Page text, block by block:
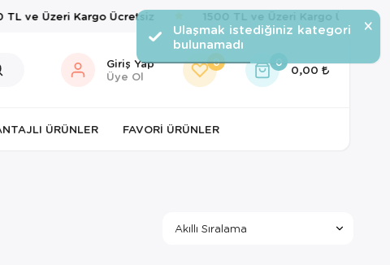
ve Üzeri Kargo Ücretsiz 1500 TL ve Üzeri Kargo Ücretsiz
Giriş Yap
Üye Ol
0 0
0,00
ÜRÜNLER FAVORI ÜRÜNLER
×
Ulaşmak istediğiniz kategori
bulunamadı